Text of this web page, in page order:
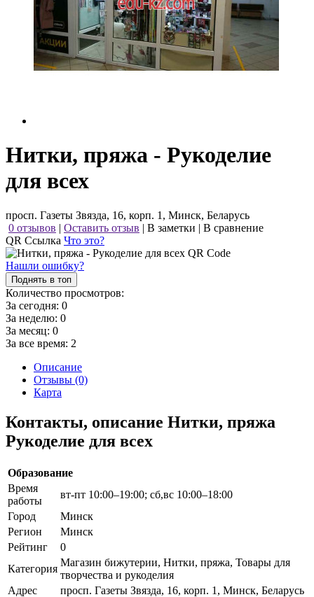
Нитки, пряжа - Рукоделие
для всех
просп. Газеты Звязда, 16, корп. 1, Минск, Беларусь
0 отзывов | Оставить отзыв | В заметки | В сравнение
QR Ссылка Что это?
Нашли ошибку?
Поднять в топ
Количество просмотров:
За сегодня: 0
За неделю: 0
За месяц: 0
За все время: 2
Описание
Отзывы (0)
Карта
Контакты, описание Нитки, пряжа
Рукоделие для всех
Образование
Время
работы
вт-пт 10:00–19:00; сб,вс 10:00–18:00
Город
Минск
Регион
Минск
Рейтинг
0
Категория
Магазин бижутерии, Нитки, пряжа, Товары для
творчества и рукоделия
Адрес
просп. Газеты Звязда, 16, корп. 1, Минск, Беларусь